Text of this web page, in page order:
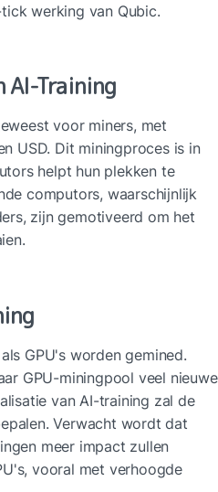
werking van Qubic.
AI-Training
voor miners, met
USD. Dit miningproces is in
helpt hun plekken te
computors, waarschijnlijk
zijn gemotiveerd om het
GPU's worden gemined.
GPU-miningpool veel nieuwe
van AI-training zal de
Verwacht wordt dat
meer impact zullen
vooral met verhoogde